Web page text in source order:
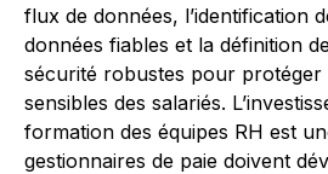
flux de données, l’identification
données fiables et la définition
sécurité robustes pour protéger
sensibles des salariés.
formation des équipes RH est
gestionnaires de paie doivent